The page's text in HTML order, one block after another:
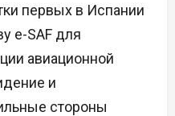
первых в Испании
e-SAF для
авиационной
и
стороны